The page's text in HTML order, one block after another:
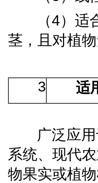
（4） 适
茎 ， 且对植
3 适
广泛应
系统、 现代
物果实或植